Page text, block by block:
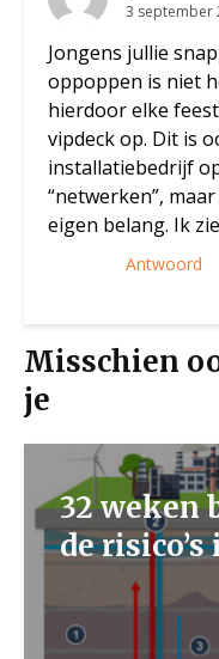
3 september
Jongens jullie
oppoppen is niet
hierdoor elke
vipdeck op. Dit is
installatiebedrijf
“netwerken”,
eigen belang. Ik
Antwoord
Misschien
je
32 weken
de